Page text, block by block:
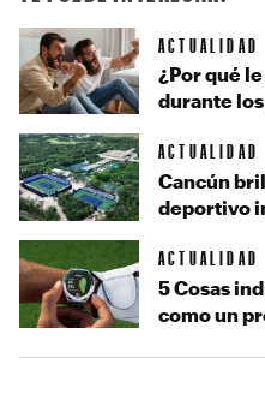
ACTUALIDAD
¿Por qué
durante
ACTUALIDAD
Cancún
deportivo
ACTUALIDAD
5 Cosas
como un